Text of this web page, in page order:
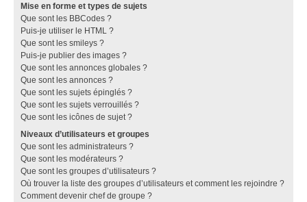
Mise en forme et types de sujets
Que sont les BBCodes ?
Puis-je utiliser le HTML ?
Que sont les smileys ?
Puis-je publier des images ?
Que sont les annonces globales ?
Que sont les annonces ?
Que sont les sujets épinglés ?
Que sont les sujets verrouillés ?
Que sont les icônes de sujet ?
Niveaux d’utilisateurs et groupes
Que sont les administrateurs ?
Que sont les modérateurs ?
Que sont les groupes d’utilisateurs ?
Où trouver la liste des groupes d’utilisateurs et comment les rejoindre ?
Comment devenir chef de groupe ?